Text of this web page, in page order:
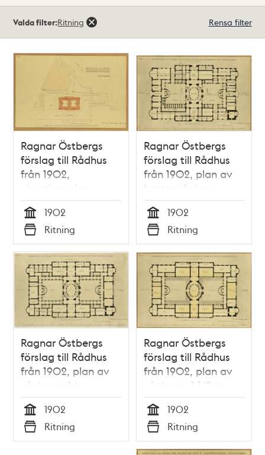
186träffar
Valda filter:Ritning Rensa filter
Ragnar Östbergs
förslag till Rådhus
från 1902,
situationsplan
Tid
1902
Typ
Ritning
Ragnar Östbergs
förslag till Rådhus
från 1902, plan av
bottenvåningen
Tid
1902
Typ
Ritning
Ragnar Östbergs
förslag till Rådhus
från 1902, plan av
våningen 1 tr.
Tid
1902
Typ
Ritning
Ragnar Östbergs
förslag till Rådhus
från 1902, plan av
våningen 1 1/2 tr.
Tid
1902
Typ
Ritning